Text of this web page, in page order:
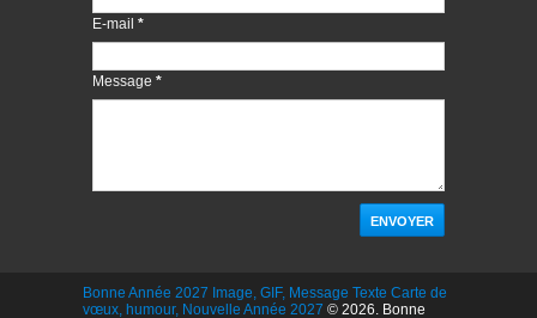
E-mail *
Message *
Bonne Année 2027 Image, GIF, Message Texte Carte de
vœux, humour, Nouvelle Année 2027 © 2026. Bonne